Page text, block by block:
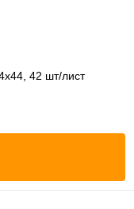
42 шт/лист